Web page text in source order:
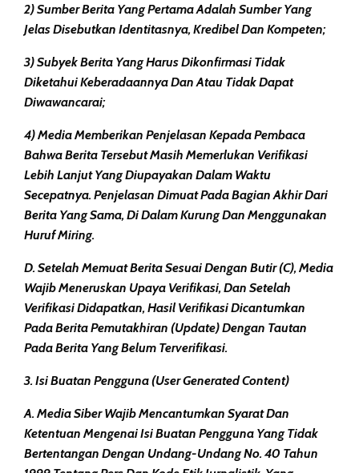
2) Sumber Berita Yang Pertama Adalah Sumber Yang
Jelas Disebutkan Identitasnya, Kredibel Dan Kompeten;
3) Subyek Berita Yang Harus Dikonfirmasi Tidak
Diketahui Keberadaannya Dan Atau Tidak Dapat
Diwawancarai;
4) Media Memberikan Penjelasan Kepada Pembaca
Bahwa Berita Tersebut Masih Memerlukan Verifikasi
Lebih Lanjut Yang Diupayakan Dalam Waktu
Secepatnya. Penjelasan Dimuat Pada Bagian Akhir Dari
Berita Yang Sama, Di Dalam Kurung Dan Menggunakan
Huruf Miring.
D. Setelah Memuat Berita Sesuai Dengan Butir (c), Media
Wajib Meneruskan Upaya Verifikasi, Dan Setelah
Verifikasi Didapatkan, Hasil Verifikasi Dicantumkan
Pada Berita Pemutakhiran (update) Dengan Tautan
Pada Berita Yang Belum Terverifikasi.
3. Isi Buatan Pengguna (User Generated Content)
A. Media Siber Wajib Mencantumkan Syarat Dan
Ketentuan Mengenai Isi Buatan Pengguna Yang Tidak
Bertentangan Dengan Undang-Undang No. 40 Tahun